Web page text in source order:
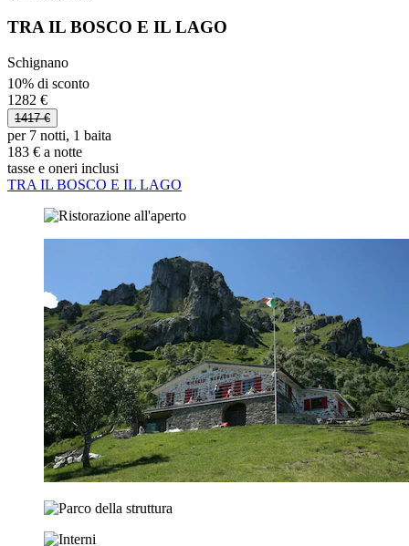
TRA IL BOSCO E IL LAGO
Schignano
10% di sconto
1282 €
1417 €
per 7 notti, 1 baita
183 € a notte
tasse e oneri inclusi
TRA IL BOSCO E IL LAGO